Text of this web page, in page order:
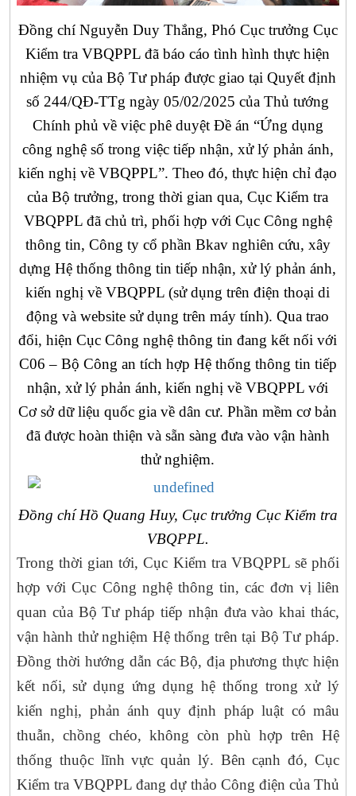
Đồng chí Nguyễn Duy Thắng, Phó Cục trưởng Cục
Kiểm tra VBQPPL đã báo cáo tình hình thực hiện
nhiệm vụ của Bộ Tư pháp được giao tại Quyết định
số 244/QĐ-TTg ngày 05/02/2025 của Thủ tướng
Chính phủ về việc phê duyệt Đề án “Ứng dụng
công nghệ số trong việc tiếp nhận, xử lý phản ánh,
kiến nghị về VBQPPL”. Theo đó, thực hiện chỉ đạo
của Bộ trưởng, trong thời gian qua, Cục Kiểm tra
VBQPPL đã chủ trì, phối hợp với Cục Công nghệ
thông tin, Công ty cổ phần Bkav nghiên cứu, xây
dựng Hệ thống thông tin tiếp nhận, xử lý phản ánh,
kiến nghị về VBQPPL (sử dụng trên điện thoại di
động và website sử dụng trên máy tính). Qua trao
đổi, hiện Cục Công nghệ thông tin đang kết nối với
C06 – Bộ Công an tích hợp Hệ thống thông tin tiếp
nhận, xử lý phản ánh, kiến nghị về VBQPPL với
Cơ sở dữ liệu quốc gia về dân cư. Phần mềm cơ bản
đã được hoàn thiện và sẵn sàng đưa vào vận hành
thử nghiệm.
Đồng chí Hồ Quang Huy, Cục trưởng Cục Kiểm tra
VBQPPL.
Trong thời gian tới, Cục Kiểm tra VBQPPL sẽ phối
hợp với Cục Công nghệ thông tin, các đơn vị liên
quan của Bộ Tư pháp tiếp nhận đưa vào khai thác,
vận hành thử nghiệm Hệ thống trên tại Bộ Tư pháp.
Đồng thời hướng dẫn các Bộ, địa phương thực hiện
kết nối, sử dụng ứng dụng hệ thống trong xử lý
kiến nghị, phản ánh quy định pháp luật có mâu
thuẫn, chồng chéo, không còn phù hợp trên Hệ
thống thuộc lĩnh vực quản lý. Bên cạnh đó, Cục
Kiểm tra VBQPPL đang dự thảo Công điện của Thủ